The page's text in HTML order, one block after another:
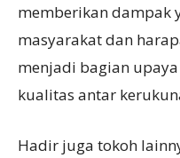
memberikan dampak
masyarakat dan
menjadi bagian
kualitas antar
Hadir juga tokoh